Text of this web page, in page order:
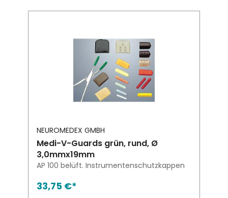
NEUROMEDEX GMBH
Medi-V-Guards grün, rund, Ø
3,0mmx19mm
AP 100 belüft. Instrumentenschutzkappen
33,75 €*